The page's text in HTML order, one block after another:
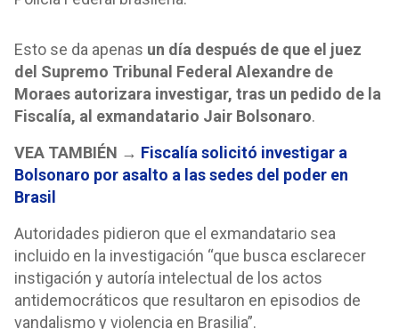
Esto se da apenas un día después de que el juez
del Supremo Tribunal Federal Alexandre de
Moraes autorizara investigar, tras un pedido de la
Fiscalía, al exmandatario Jair Bolsonaro.
VEA TAMBIÉN → Fiscalía solicitó investigar a
Bolsonaro por asalto a las sedes del poder en
Brasil
Autoridades pidieron que el exmandatario sea
incluido en la investigación “que busca esclarecer
instigación y autoría intelectual de los actos
antidemocráticos que resultaron en episodios de
vandalismo y violencia en Brasilia”.